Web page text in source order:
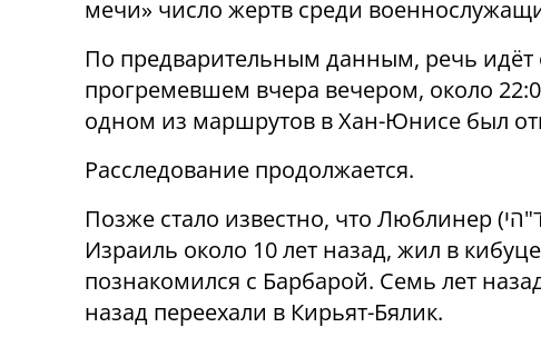
мечи» число жертв среди
По предварительным данным, речь идёт
прогремевшем вчера вечером, около
одном из маршрутов в Хан-Юнисе был
Расследование продолжается.
Позже стало известно, что Люблинер(הי"
Израиль около 10 лет назад, жил в
познакомился с Барбарой. Семь лет
назад переехали в Кирьят-Бялик.